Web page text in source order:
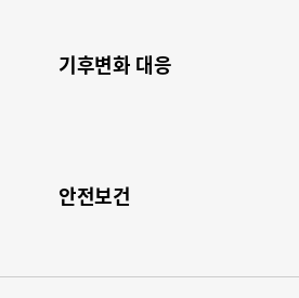
기후변화 대응​
안전보건​